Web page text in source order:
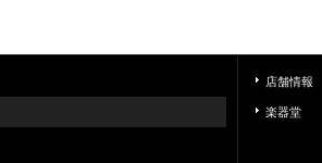
店舗情報
楽器堂